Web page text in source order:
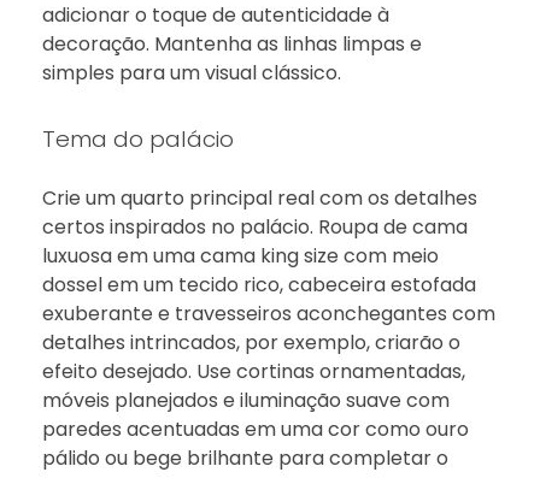
adicionar o toque de autenticidade à
decoração. Mantenha as linhas limpas e
simples para um visual clássico.
Tema do palácio
Crie um quarto principal real com os detalhes
certos inspirados no palácio. Roupa de cama
luxuosa em uma cama king size com meio
dossel em um tecido rico, cabeceira estofada
exuberante e travesseiros aconchegantes com
detalhes intrincados, por exemplo, criarão o
efeito desejado. Use cortinas ornamentadas,
móveis planejados e iluminação suave com
paredes acentuadas em uma cor como ouro
pálido ou bege brilhante para completar o